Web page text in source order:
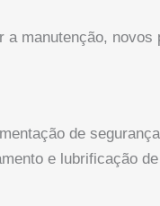
manutenção, novos
de
e lubrificação